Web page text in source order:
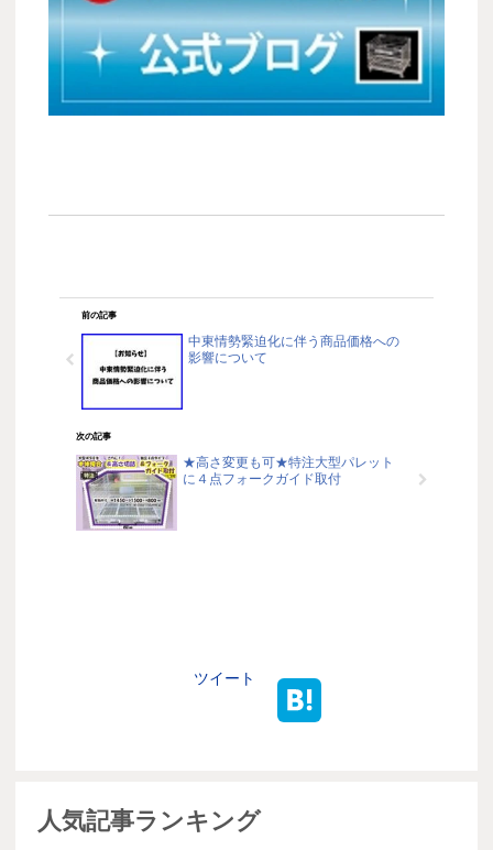
前の記事
中東情勢緊迫化に伴う商品価格への
影響について
次の記事
★高さ変更も可★特注大型パレット
に４点フォークガイド取付
ツイート
人気記事ランキング